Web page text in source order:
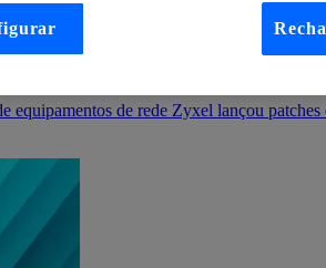
29 Abril – 5 Maio
de rede Zyxel lançou